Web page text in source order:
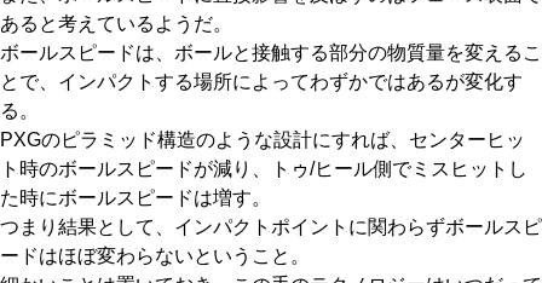
あると考えているようだ。
ボールスピードは、ボールと接触する部分の物質量を変えるこ
とで、インパクトする場所によってわずかではあるが変化す
る。
PXGのピラミッド構造のような設計にすれば、センターヒッ
ト時のボールスピードが減り、トゥ/ヒール側でミスヒットし
た時にボールスピードは増す。
つまり結果として、インパクトポイントに関わらずボールスピ
ードはほぼ変わらないということ。